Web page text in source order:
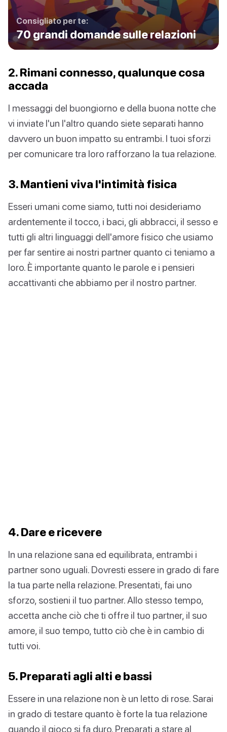
Consigliato per te:
70 grandi domande sulle relazioni
2. Rimani connesso, qualunque cosa
accada
I messaggi del buongiorno e della buona notte che
vi inviate l'un l'altro quando siete separati hanno
davvero un buon impatto su entrambi. I tuoi sforzi
per comunicare tra loro rafforzano la tua relazione.
3. Mantieni viva l'intimità fisica
Esseri umani come siamo, tutti noi desideriamo
ardentemente il tocco, i baci, gli abbracci, il sesso e
tutti gli altri linguaggi dell'amore fisico che usiamo
per far sentire ai nostri partner quanto ci teniamo a
loro. È importante quanto le parole e i pensieri
accattivanti che abbiamo per il nostro partner.
4. Dare e ricevere
In una relazione sana ed equilibrata, entrambi i
partner sono uguali. Dovresti essere in grado di fare
la tua parte nella relazione. Presentati, fai uno
sforzo, sostieni il tuo partner. Allo stesso tempo,
accetta anche ciò che ti offre il tuo partner, il suo
amore, il suo tempo, tutto ciò che è in cambio di
tutti voi.
5. Preparati agli alti e bassi
Essere in una relazione non è un letto di rose. Sarai
in grado di testare quanto è forte la tua relazione
quando il gioco si fa duro. Preparati a stare al